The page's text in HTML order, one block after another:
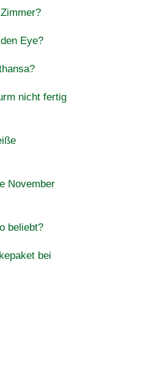
Eye?
nicht fertig
November
beliebt?
bei